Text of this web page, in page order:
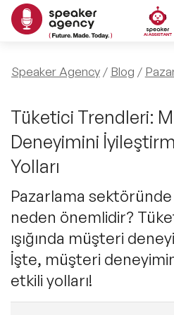
KONUŞMACILAR
Yerel Konuşmacılar
Global Konuşmacılar
Tüm Konuşmacılar
KONULAR
Öne Çıkan Konular
Exclusive
Ünlü Konuşmacılar
İlham Veren Konuşmacılar
ÇÖZÜMLER
Keynote & Konuşma
Master Class Workshop
Akış Sunumu &
INFLUENCER
HAKKIMIZDA
Biz Kimiz?
BLOG
Speaker Agency Blog
Tüketici Trendleri:
Deneyimini
Yolları
Pazarlama
neden önemlidir?
ışığında müşteri
İşte, müşteri
etkili yolları!